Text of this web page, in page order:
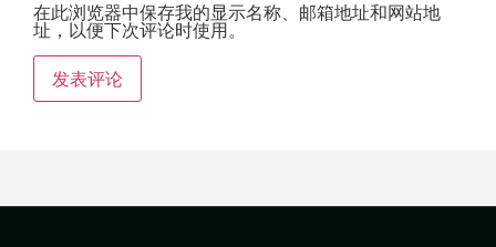
在此浏览器中保存我的显示名称、邮箱地址和网站地
址，以便下次评论时使用。